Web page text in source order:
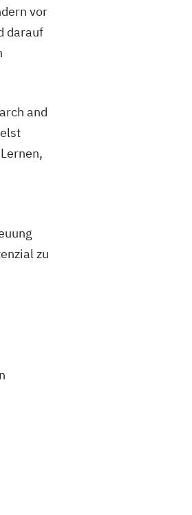
vor
darauf
and
zu